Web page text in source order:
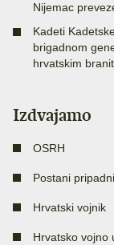
Nijemac
Kadeti
brigadnom
hrvatskim
Izdvajamo
OSRH
Postani
Hrvatski vojnik
Hrvatsko vojno